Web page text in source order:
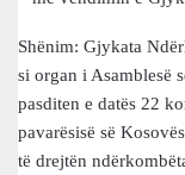
Shënim: Gjykata
si organ i Asamblesë
pasditen e datës 22
pavarësisë së
të drejtën